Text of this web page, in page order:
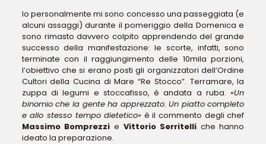
Io personalmente mi sono concesso una passeggiata (e
alcuni assaggi) durante il pomeriggio della Domenica e
sono rimasto davvero colpito apprendendo del grande
successo della manifestazione: le scorte, infatti, sono
terminate con il raggiungimento delle 10mila porzioni,
l’obiettivo che si erano posti gli organizzatori dell’Ordine
Cultori della Cucina di Mare “Re Stocco”. Terramare, la
zuppa di legumi e stoccafisso, è andata a ruba. «Un
binomio che la gente ha apprezzato. Un piatto completo
e allo stesso tempo dietetico» è il commento degli chef
Massimo Bomprezzi e Vittorio Serritelli che hanno
ideato la preparazione.